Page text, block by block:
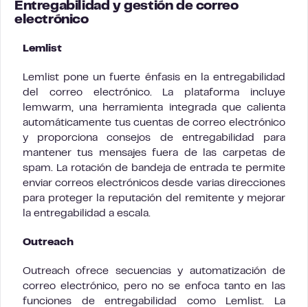
Entregabilidad y gestión de correo
electrónico
Lemlist
Lemlist pone un fuerte énfasis en la entregabilidad
del correo electrónico. La plataforma incluye
lemwarm, una herramienta integrada que calienta
automáticamente tus cuentas de correo electrónico
y proporciona consejos de entregabilidad para
mantener tus mensajes fuera de las carpetas de
spam. La rotación de bandeja de entrada te permite
enviar correos electrónicos desde varias direcciones
para proteger la reputación del remitente y mejorar
la entregabilidad a escala.
Outreach
Outreach ofrece secuencias y automatización de
correo electrónico, pero no se enfoca tanto en las
funciones de entregabilidad como Lemlist. La